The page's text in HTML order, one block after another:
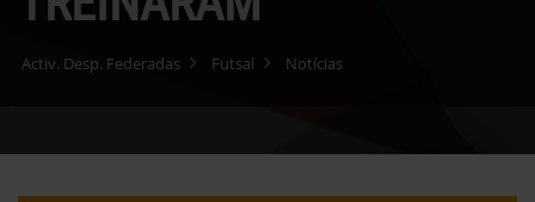
Activ. Desp. Federadas Futsal Notícias